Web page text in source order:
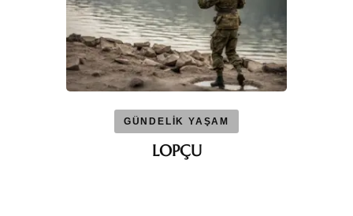
GÜNDELİK YAŞAM
LOPÇU